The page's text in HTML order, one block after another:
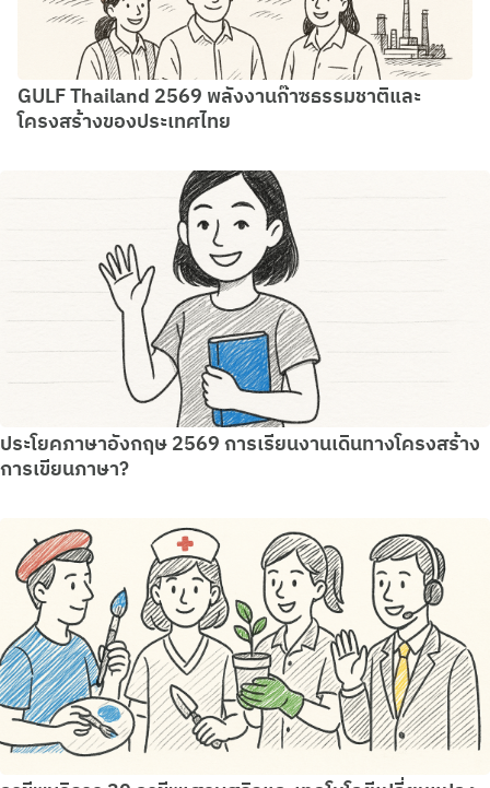
GULF Thailand 2569 พลังงานก๊าซธรรมชาติและ
โครงสร้างของประเทศไทย
ประโยคภาษาอังกฤษ 2569 การเรียนงานเดินทางโครงสร้าง
การเขียนภาษา?